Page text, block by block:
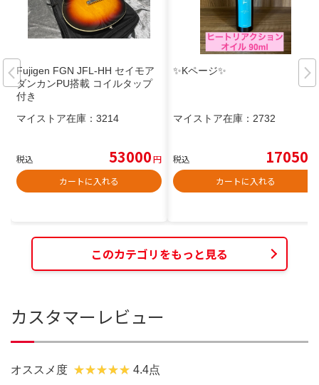
Fujigen FGN JFL-HH セイモア
ダンカンPU搭載 コイルタップ
付き
マイストア在庫： 3214
税込 53000円
カートに入れる
✨Kページ✨
マイストア在庫： 2732
税込 17050
カートに入れる
このカテゴリをもっと見る
カスタマーレビュー
オススメ度 4.4点